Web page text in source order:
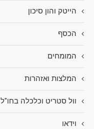
הייטק והון סיכון
הכסף
המומחים
המלצות ואזהרות
וול סטריט וכלכלה בחו"ל
וידאו